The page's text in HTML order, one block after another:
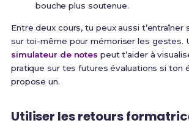
bouche plus soutenue.
Entre deux cours, tu peux aussi t’entraîner
sur toi-même pour mémoriser les gestes.
simulateur de notes peut t’aider à
pratique sur tes futures évaluations si ton
propose un.
Utiliser les retours